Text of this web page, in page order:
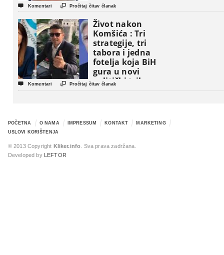
 Komentari  Pročitaj čitav članak
Život nakon
Komšića : Tri
strategije, tri
tabora i jedna
fotelja koja BiH
gura u novi
politički triler
 Komentari  Pročitaj čitav članak
POČETNA O NAMA IMPRESSUM KONTAKT
MARKETING
USLOVI KORIŠTENJA
© 2013 Copyright Kliker.info . Sva prava zadržana.
Developed by
LEFTOR